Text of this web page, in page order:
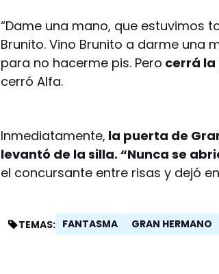
“Dame una mano, que estuvimos
Brunito. Vino Brunito a darme una
para no hacerme pis. Pero cerrá la
cerró Alfa.
Inmediatamente, la puerta de
levantó de la silla. “Nunca se
el concursante entre risas y dejó
TEMAS: FANTASMA GRAN HERMANO